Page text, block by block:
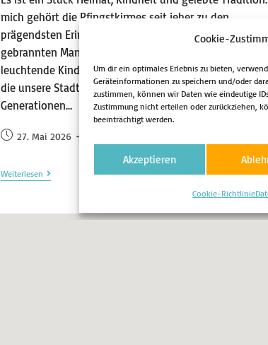
Cookie-
Um dir ein optimales Erlebnis zu bieten,
Geräteinformationen zu speichern und/oder
zustimmen, können wir Daten wie eindeutige
Zustimmung nicht erteilen oder zurückziehen,
beeinträchtigt werden.
Akzeptieren
Cookie-Richtlinie
mich gehört die Pfingstkirmes seit jeher zu den
prägendsten Erinnerungen in Menden: der Duft von
gebrannten Mandeln, das Stimmengewirr auf den
leuchtende Kinderaugen und die besondere
die unsere Stadt jedes Jahr an Pfingsten erfüllt. Über
Generationen…
27. Mai 2026
Weiterlesen